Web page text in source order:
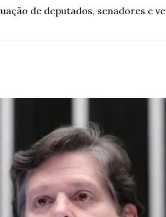
de deputados, senadores e